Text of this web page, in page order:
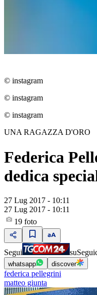
© instagram
© instagram
© instagram
UNA RAGAZZA D'ORO
Federica
dedica
27 Lug 2017 - 10:11
27 Lug 2017 - 10:11
19 foto
Segui su
whatsapp discover
federica pellegrini
matteo giunta